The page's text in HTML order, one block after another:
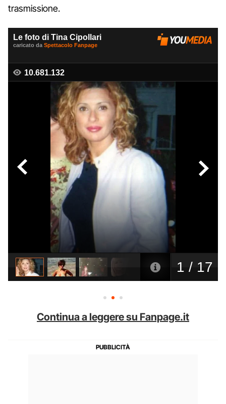
trasmissione.
Continua a leggere su Fanpage.it